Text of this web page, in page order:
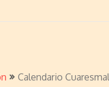
Calendario